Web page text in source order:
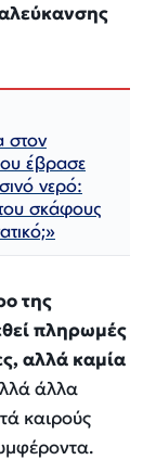
στον
έβρασε
νερό:
σκάφους
της
πληρωμές
αλλά καμία
άλλα
καιρούς